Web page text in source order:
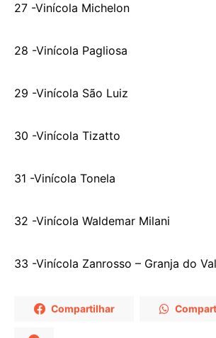
27 -Vinícola Michelon
28 -Vinícola Pagliosa
29 -Vinícola São Luiz
30 -Vinícola Tizatto
31 -Vinícola Tonela
32 -Vinícola Waldemar Milani
33 -Vinícola Zanrosso – Granja do
Compartilhar